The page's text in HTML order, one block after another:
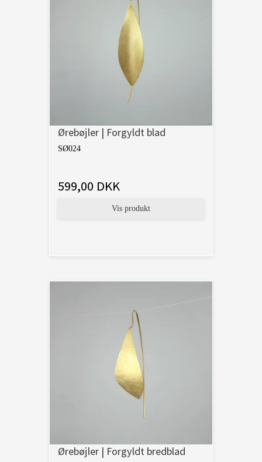
Ørebøjler | Forgyldt blad
SØ024
599,00 DKK
Vis produkt
Ørebøjler | Forgyldt bredblad